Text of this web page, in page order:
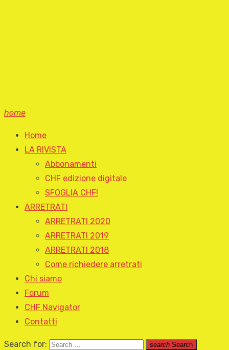
home
Home
LA RIVISTA
Abbonamenti
CHF edizione digitale
SFOGLIA CHF!
ARRETRATI
ARRETRATI 2020
ARRETRATI 2019
ARRETRATI 2018
Come richiedere arretrati
Chi siamo
Forum
CHF Navigator
Contatti
Search for: search Search